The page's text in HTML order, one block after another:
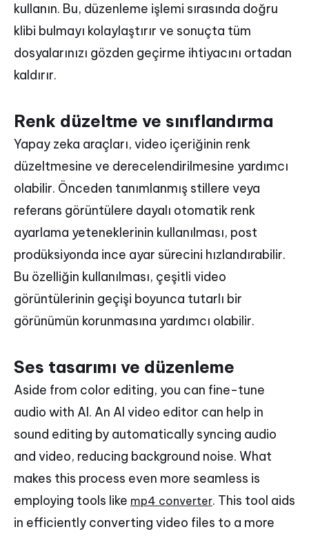
kullanın. Bu, düzenleme işlemi sırasında doğru
klibi bulmayı kolaylaştırır ve sonuçta tüm
dosyalarınızı gözden geçirme ihtiyacını ortadan
kaldırır.
Renk düzeltme ve sınıflandırma
Yapay zeka araçları, video içeriğinin renk
düzeltmesine ve derecelendirilmesine yardımcı
olabilir. Önceden tanımlanmış stillere veya
referans görüntülere dayalı otomatik renk
ayarlama yeteneklerinin kullanılması, post
prodüksiyonda ince ayar sürecini hızlandırabilir.
Bu özelliğin kullanılması, çeşitli video
görüntülerinin geçişi boyunca tutarlı bir
görünümün korunmasına yardımcı olabilir.
Ses tasarımı ve düzenleme
Aside from color editing, you can fine-tune
audio with AI. An AI video editor can help in
sound editing by automatically syncing audio
and video, reducing background noise. What
makes this process even more seamless is
employing tools like mp4 converter. This tool aids
in efficiently converting video files to a more